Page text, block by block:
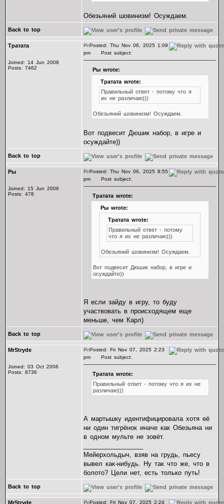
Обезьяний шовинизм! Осуждаем.
Back to top
Тратата
Joined: 14 Jun 2008
Posts: 7462
Posted: Thu Nov 06, 2025 1:09
pm
Post subject:
Ры wrote:
Тратата wrote:
Правильный ответ - потому что я
их не различаю)))
Обезьяний шовинизм! Осуждаем.
Вот подвесит Дюшик набор, в игре и
осуждайте))
Back to top
Ры
Joined: 15 Jun 2006
Posts: 478
Posted: Thu Nov 06, 2025 8:55
pm
Post subject:
Тратата wrote:
Ры wrote:
Тратата wrote:
Правильный ответ - потому
что я их не различаю)))
Обезьяний шовинизм! Осуждаем.
Вот подвесит Дюшик набор, в игре и
осуждайте))
Я если зайду в игру, то буду
участвовать в происходящем еще
меньше, чем Карл)
Back to top
MrStryde
Joined: 03 Oct 2006
Posts: 8736
Posted: Fri Nov 07, 2025 2:23
pm
Post subject:
Тратата wrote:
Правильный ответ - потому что я их не
различаю)))
А мартышку идентифицировала хотя её
ни один тигрёнок иначе как Обезьяна ни
в одном мульте не зовёт.
Мейерхольдыч, взяв на грудь, пьесу
вывел как-нибудь. Ну так что же, что в
болото? Цели нет, есть только путь!
Back to top
MrStryde Posted: Fri Nov 07, 2025 2:24